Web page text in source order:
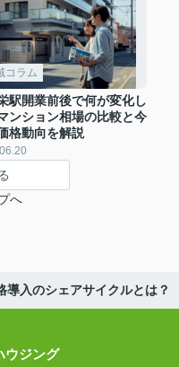
コラム
駅開業前後で何が変化し
ンション相場の比較と今
格動向を解説
へ
導入のシェアサイクルとは？
ウジング